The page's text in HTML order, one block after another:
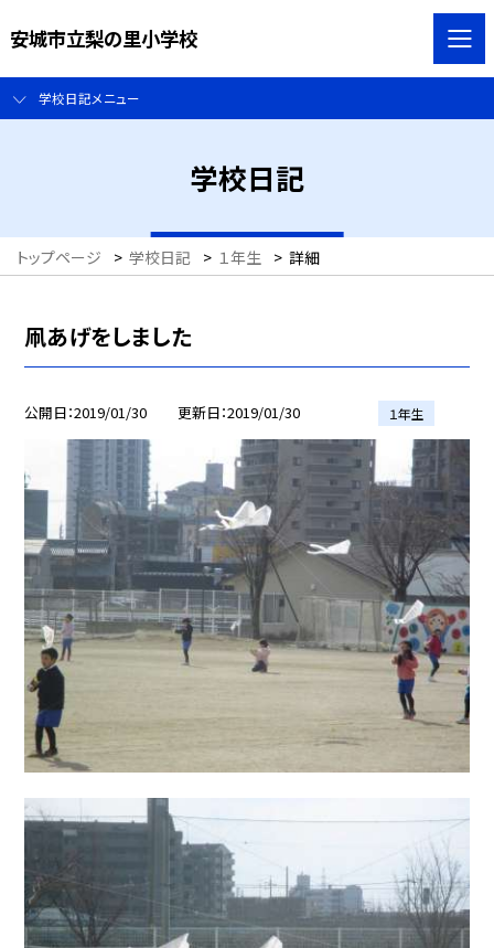
安城市立梨の里小学校
学校日記メニュー
学校日記
トップページ > 学校日記 > １年生 > 詳細
凧あげをしました
公開日 2019/01/30 更新日 2019/01/30 １年生